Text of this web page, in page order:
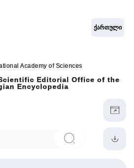
Academy of Sciences
Editorial Office of the
Encyclopedia
ქართული